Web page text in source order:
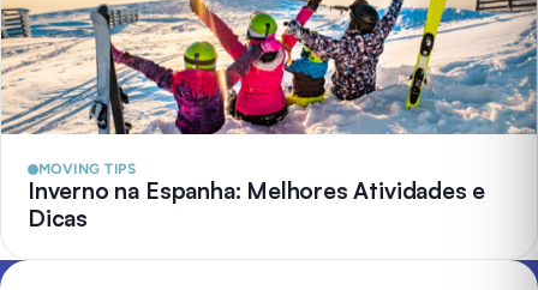
MOVING TIPS
Inverno na Espanha: Melhores Atividades e
Dicas